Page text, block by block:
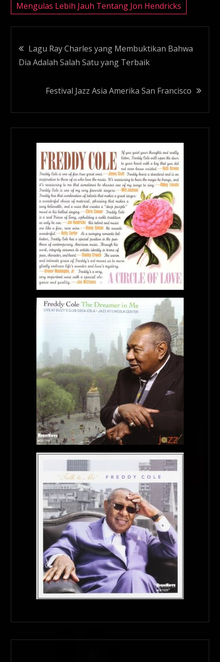
Mengulas Lebih Jauh Tentang Jon Hendricks
Navigasi
pos
Lagu Ray Charles yang Membuktikan Bahwa
Dia Adalah Salah Satu yang Terbaik
Festival Jazz Asia Amerika San Francisco